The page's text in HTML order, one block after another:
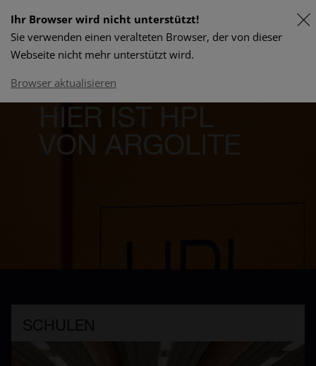
FR
HIER IST HPL ​​​​​​​​​​​​​
​​​​​​​VON ARGOLITE
SCHULEN
Ihr Browser wird nicht unterstützt!
Sie verwenden einen veralteten Browser, der von dieser
Webseite nicht mehr unterstützt wird.
Browser aktualisieren